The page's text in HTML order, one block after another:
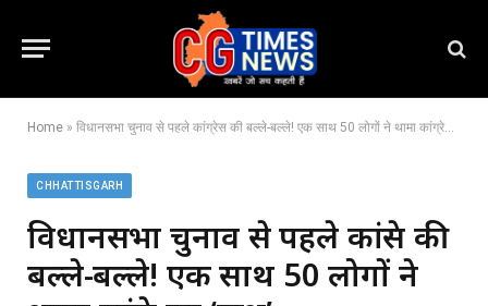
Home » विधानसभा चुनाव से पहले कांग्रेस की बल्ले-बल्ले! एक साथ 50 लोगों ने थामा कांग्रेस का ‘हाथ’
CHHATTISGARH
विधानसभा चुनाव से पहले कांग्रेस की
बल्ले-बल्ले! एक साथ 50 लोगों ने